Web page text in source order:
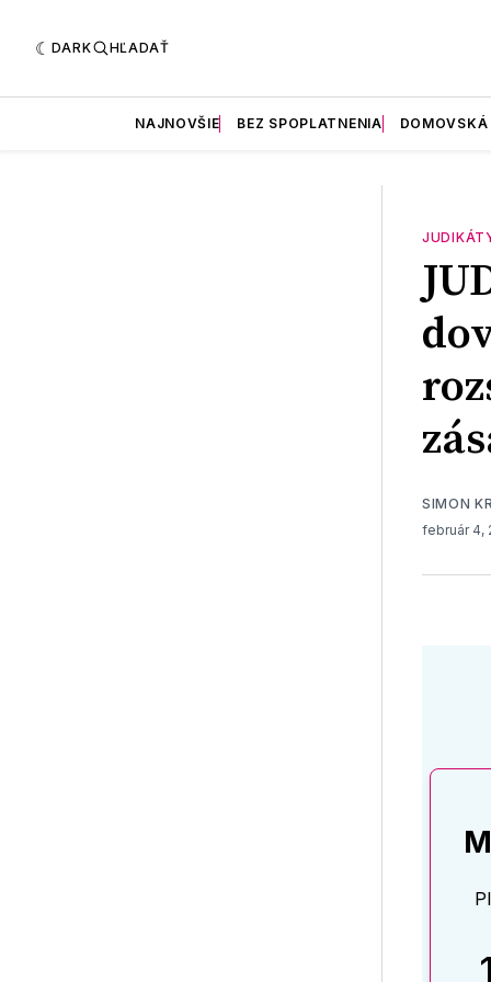
DARK HĽADAŤ
NAJNOVŠIE BEZ SPOPLATNENIA
SIMON
február 4,